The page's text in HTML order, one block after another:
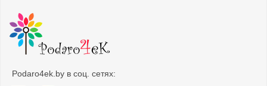
Podaro4ek.by в соц. сетях: